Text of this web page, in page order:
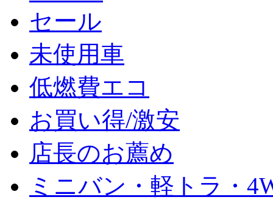
セール
未使用車
低燃費エコ
お買い得/激安
店長のお薦め
ミニバン・軽トラ・